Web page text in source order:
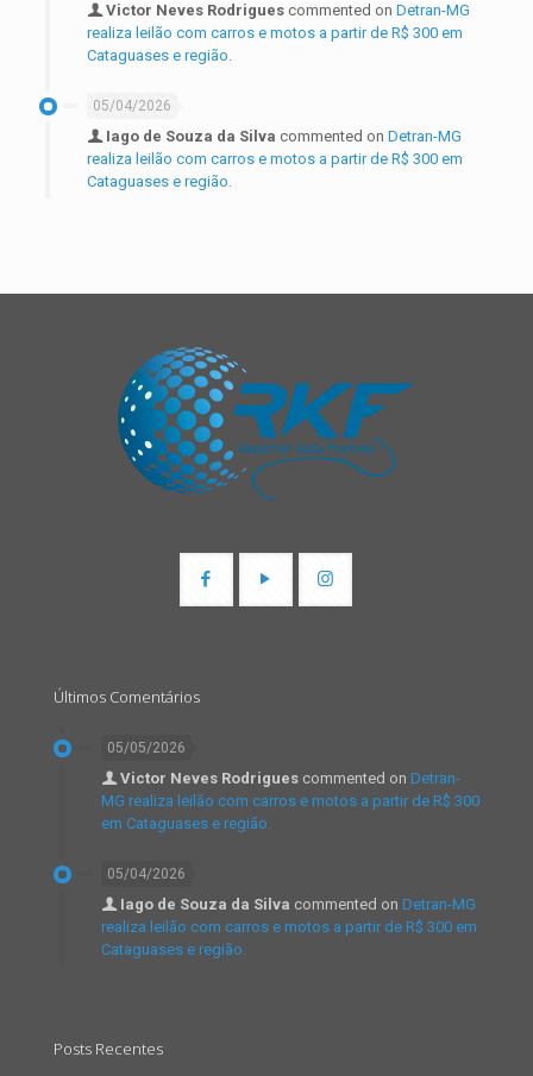
Victor Neves Rodrigues commented on Detran-MG
realiza leilão com carros e motos a partir de R$ 300 em
Cataguases e região.
05/04/2026
Iago de Souza da Silva commented on Detran-MG
realiza leilão com carros e motos a partir de R$ 300 em
Cataguases e região.
Últimos Comentários
05/05/2026
Victor Neves Rodrigues commented on Detran-
MG realiza leilão com carros e motos a partir de R$ 300
em Cataguases e região.
05/04/2026
Iago de Souza da Silva commented on Detran-MG
realiza leilão com carros e motos a partir de R$ 300 em
Cataguases e região.
Posts Recentes